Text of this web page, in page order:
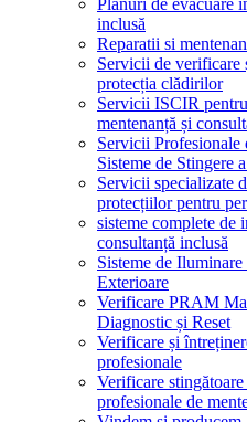
Planuri de evacuare
inclusă
Reparatii si
Servicii de verificare
protecția clădirilor
Servicii ISCIR
mentenanță și
Servicii Profesionale
Sisteme de Stingere
Servicii specializate
protecțiilor pentru
sisteme complete de
consultanță inclusă
Sisteme de
Exterioare
Verificare PRAM
Diagnostic și Reset
Verificare și
profesionale
Verificare
profesionale de